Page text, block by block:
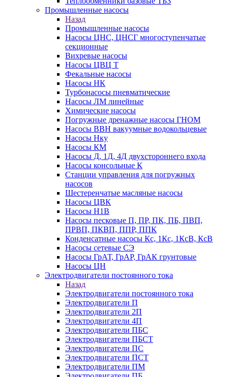
Промышленные насосы
Назад
Промышленные насосы
Насосы ЦНС, ЦНСГ многоступенчатые
секционные
Вихревые насосы
Насосы ЦВЦ Т
Фекальные насосы
Насосы НК
Турбонасосы пневматические
Насосы ЛМ линейные
Химические насосы
Погружные дренажные насосы ГНОМ
Насосы ВВН вакуумные водокольцевые
Насосы Нку
Насосы КМ
Насосы Д, 1Д, 4Д двухстороннего входа
Насосы консольные К
Станции управления для погружных
насосов
Шестеренчатые масляные насосы
Насосы ЦВК
Насосы Н1В
Насосы песковые П, ПР, ПК, ПБ, ПВП,
ПРВП, ПКВП, ППР, ППК
Конденсатные насосы Кс, 1Кс, 1КсВ, КсВ
Насосы сетевые СЭ
Насосы ГрАТ, ГрАР, ГрАК грунтовые
Насосы ЦН
Электродвигатели постоянного тока
Назад
Электродвигатели постоянного тока
Электродвигатели П
Электродвигатели 2П
Электродвигатели 4П
Электродвигатели ПБС
Электродвигатели ПБСТ
Электродвигатели ПС
Электродвигатели ПСТ
Электродвигатели ПМ